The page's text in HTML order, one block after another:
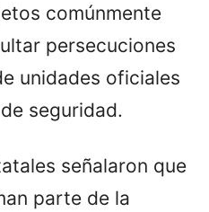
comúnmente
persecuciones
unidades oficiales
seguridad.
señalaron que
parte de la